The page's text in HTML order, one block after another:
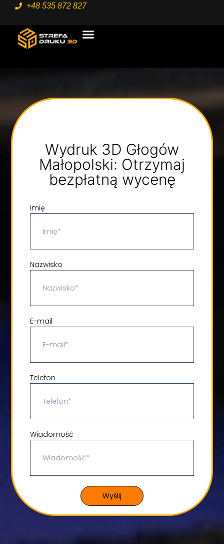
+48 535 872 827
Wydruk 3D Głogów
Małopolski: Otrzymaj
bezpłatną wycenę
Imię
Nazwisko
E-mail
Telefon
Wiadomość
Wyślij